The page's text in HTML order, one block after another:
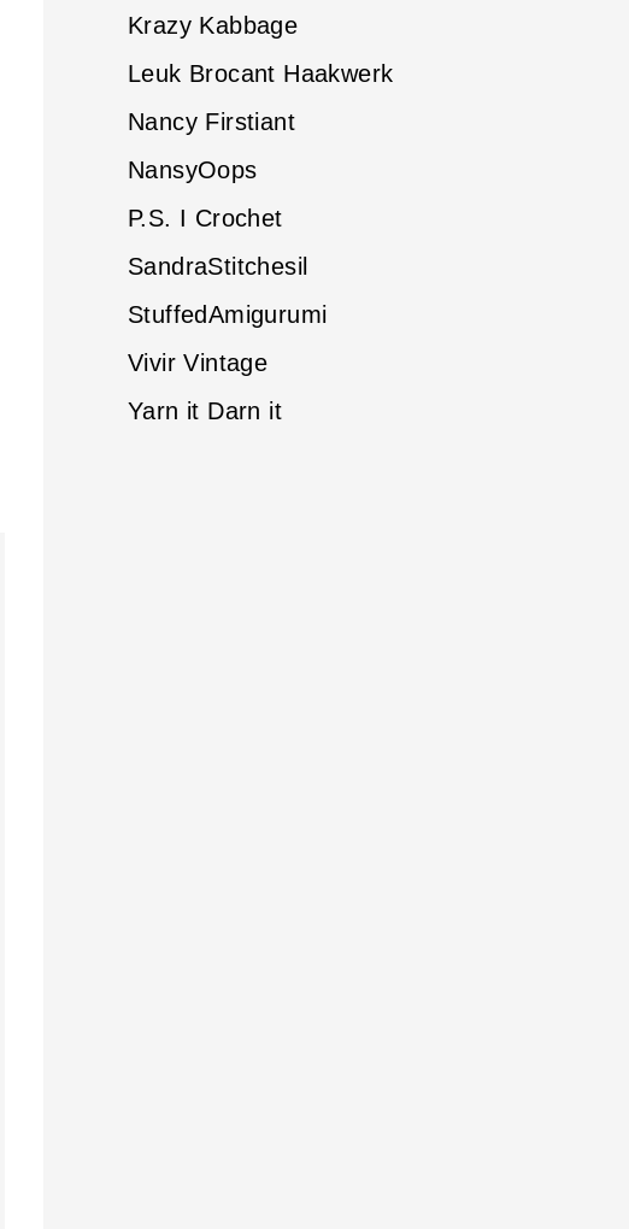
Krazy Kabbage
Leuk Brocant Haakwerk
Nancy Firstiant
NansyOops
P.S. I Crochet
SandraStitchesil
StuffedAmigurumi
Vivir Vintage
Yarn it Darn it